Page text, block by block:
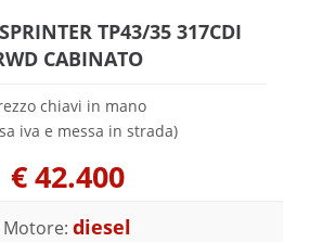
TP43/35 317CDI
CABINATO
chiavi in mano
iva e messa in strada)
€42.400
Motore: diesel